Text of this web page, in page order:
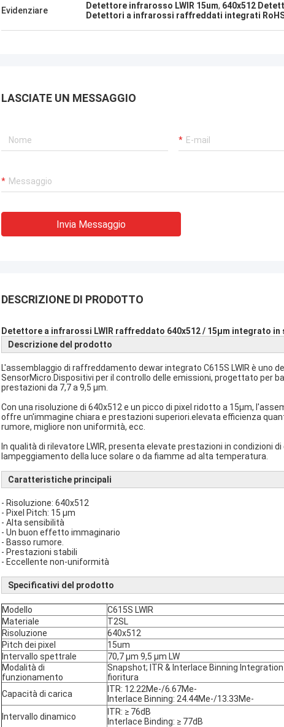
Evidenziare Detettore infrarosso LWIR 15um, 640x512
Detettori a infrarossi raffreddati integrati
LASCIATE UN MESSAGGIO
Invia Messaggio
DESCRIZIONE DI PRODOTTO
Detettore a infrarossi LWIR raffreddato 640x512 / 15μm integrato in
Descrizione del prodotto
L'assemblaggio di raffreddamento dewar integrato C615S LWIR è uno
SensorMicro.Dispositivi per il controllo delle emissioni, progettato per
prestazioni da 7,7 a 9,5 μm.
Con una risoluzione di 640x512 e un picco di pixel ridotto a 15μm,
offre un'immagine chiara e prestazioni superiori.elevata efficienza
rumore, migliore non uniformità, ecc.
In qualità di rilevatore LWIR, presenta elevate prestazioni in condizioni
lampeggiamento della luce solare o da fiamme ad alta temperatura.
Caratteristiche principali
- Risoluzione: 640x512
- Pixel Pitch: 15 μm
- Alta sensibilità
- Un buon effetto immaginario
- Basso rumore.
- Prestazioni stabili
- Eccellente non-uniformità
Specificativi del prodotto
Modello
C615S LWIR
Materiale
T2SL
Risoluzione
640x512
Pitch dei pixel
15um
Intervallo spettrale
70,7 μm 9,5 μm LW
Modalità di
funzionamento
Snapshot; ITR & Interlace Binning
fioritura
Capacità di carica
ITR: 12.22Me-/6.67Me-
Interlace Binning: 24.44Me-/13.33Me-
Intervallo dinamico
ITR: ≥ 76dB
Interlace Binding: ≥ 77dB